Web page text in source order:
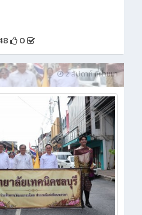
0
2 สัปดาห์ ที่ผ่านมา